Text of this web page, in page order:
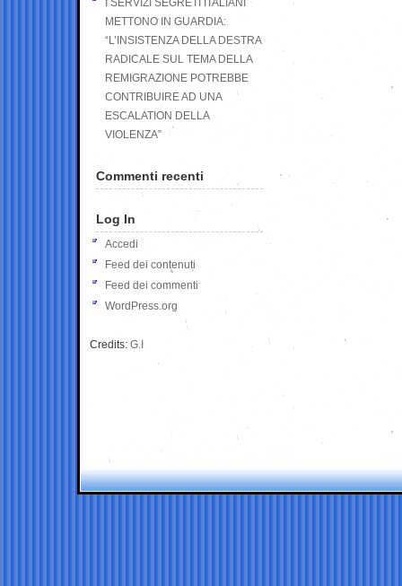
I SERVIZI SEGRETI ITALIANI
METTONO IN GUARDIA:
“L’INSISTENZA DELLA DESTRA
RADICALE SUL TEMA DELLA
REMIGRAZIONE POTREBBE
CONTRIBUIRE AD UNA
ESCALATION DELLA
VIOLENZA”
Commenti recenti
Log In
Accedi
Feed dei contenuti
Feed dei commenti
WordPress.org
Credits: G.I